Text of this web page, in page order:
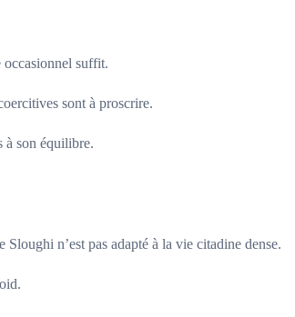
occasionnel suffit.
sont à proscrire.
à son équilibre.
n’est pas adapté à la vie citadine dense.